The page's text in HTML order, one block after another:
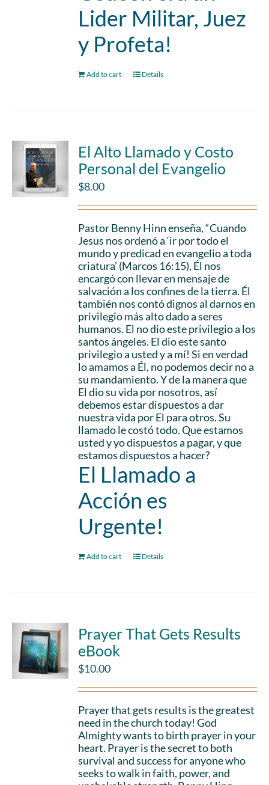
Lider Militar, Juez
y Profeta!
Add to cart Details
El Alto Llamado y Costo
Personal del Evangelio
$8.00
Pastor Benny Hinn enseña, “Cuando
Jesus nos ordenó a ‘ir por todo el
mundo y predicad en evangelio a toda
criatura’ (Marcos 16:15), Él nos
encargó con llevar en mensaje de
salvación a los confines de la tierra. Él
también nos contó dignos al darnos en
privilegio más alto dado a seres
humanos. El no dio este privilegio a los
santos ángeles. El dio este santo
privilegio a usted y a mí! Si en verdad
lo amamos a Él, no podemos decir no a
su mandamiento. Y de la manera que
El dio su vida por nosotros, así
debemos estar dispuestos a dar
nuestra vida por El para otros. Su
llamado le costó todo. Que estamos
usted y yo dispuestos a pagar, y que
estamos dispuestos a hacer?
El Llamado a
Acción es
Urgente!
Add to cart Details
Prayer That Gets Results
eBook
$10.00
Prayer that gets results is the greatest
need in the church today! God
Almighty wants to birth prayer in your
heart. Prayer is the secret to both
survival and success for anyone who
seeks to walk in faith, power, and